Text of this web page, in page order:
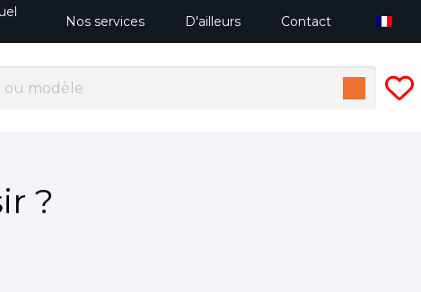
Nos services D'ailleurs Contact
?